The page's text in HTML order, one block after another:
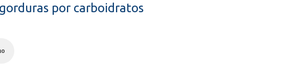
Digital
MOVE ARO
por carboidratos